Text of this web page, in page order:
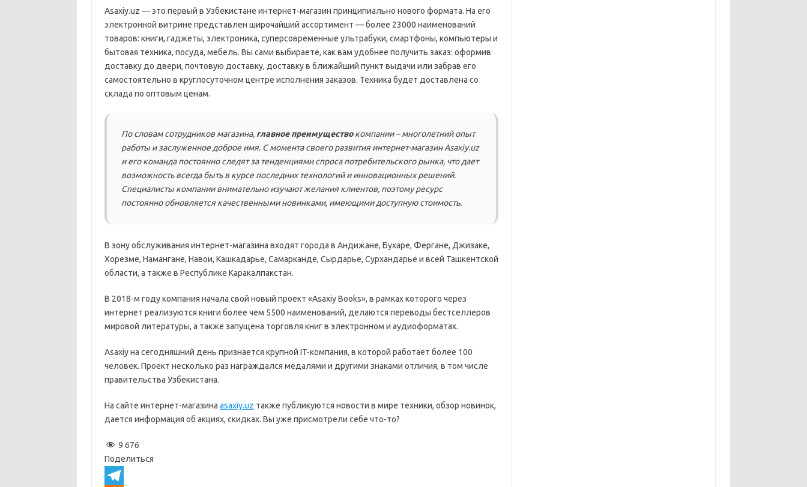
Asaxiy.uz — это первый в Узбекистане интернет-магазин принципиально нового формата. На его
электронной витрине представлен широчайший ассортимент — более 23000 наименований
товаров: книги, гаджеты, электроника, суперсовременные ультрабуки, смартфоны, компьютеры и
бытовая техника, посуда, мебель. Вы сами выбираете, как вам удобнее получить заказ: оформив
доставку до двери, почтовую доставку, доставку в ближайший пункт выдачи или забрав его
самостоятельно в круглосуточном центре исполнения заказов. Техника будет доставлена со
склада по оптовым ценам.
По словам сотрудников магазина, главное преимуществокомпании – многолетний опыт
работы и заслуженное доброе имя. С момента своего развития интернет-магазин Asaxiy.uz
и его команда постоянно следят за тенденциями спроса потребительского рынка, что дает
возможность всегда быть в курсе последних технологий и инновационных решений.
Специалисты компании внимательно изучают желания клиентов, поэтому ресурс
постоянно обновляется качественными новинками, имеющими доступную стоимость.
В зону обслуживания интернет-магазина входят города в Андижане, Бухаре, Фергане, Джизаке,
Хорезме, Намангане, Навои, Кашкадарье, Самарканде, Сырдарье, Сурхандарье и всей Ташкентской
области, а также в Республике Каракалпакстан.
В 2018-м году компания начала свой новый проект «Asaxiy Books», в рамках которого через
интернет реализуются книги более чем 5500 наименований, делаются переводы бестселлеров
мировой литературы, а также запущена торговля книг в электронном и аудиоформатах.
Asaxiy на сегодняшний день признается крупной IT-компания, в которой работает более 100
человек. Проект несколько раз награждался медалями и другими знаками отличия, в том числе
правительства Узбекистана.
На сайте интернет-магазина asaxiy.uz также публикуются новости в мире техники, обзор новинок,
дается информация об акциях, скидках. Вы уже присмотрели себе что-то?
9 676
Поделиться